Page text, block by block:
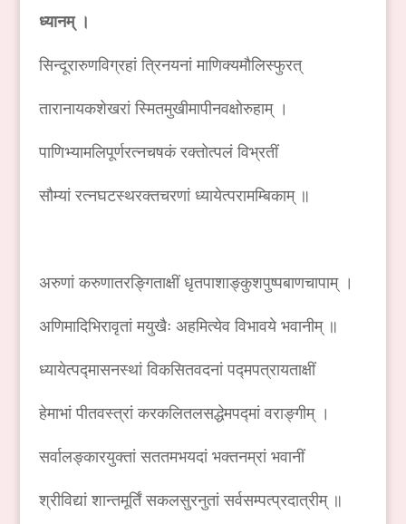
ध्यानम् ।
सिन्दूरारुणविग्रहां त्रिनयनां माणिक्यमौलिस्फुरत्
तारानायकशेखरां स्मितमुखीमापीनवक्षोरुहाम् ।
पाणिभ्यामलिपूर्णरत्नचषकं रक्तोत्पलं विभ्रतीं
सौम्यां रत्नघटस्थरक्तचरणां ध्यायेत्परामम्बिकाम् ॥
अरुणां करुणातरङ्गिताक्षीं धृतपाशाङ्कुशपुष्पबाणचापाम् ।
अणिमादिभिरावृतां मयुखैः अहमित्येव विभावये भवानीम् ॥
ध्यायेत्पद्मासनस्थां विकसितवदनां पद्मपत्रायताक्षीं
हेमाभां पीतवस्त्रां करकलितलसद्धेमपद्मां वराङ्गीम् ।
सर्वालङ्कारयुक्तां सततमभयदां भक्तनम्रां भवानीं
श्रीविद्यां शान्तमूर्तिं सकलसुरनुतां सर्वसम्पत्प्रदात्रीम् ॥